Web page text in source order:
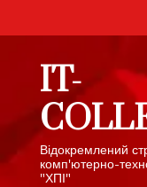
to
IT-
Відокремлений
комп'ютерно-
"ХПІ"